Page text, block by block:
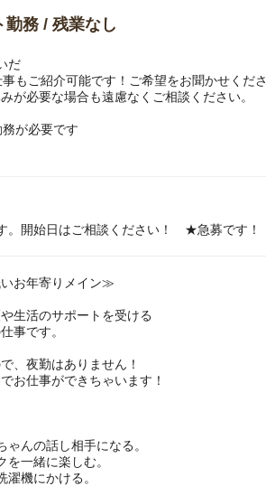
務 / 残業なし
だ
もご紹介可能です！ご希望をお聞かせくださ
が必要な場合も遠慮なくご相談ください。
が必要です
。開始日はご相談ください！ ★急募です！
お年寄りメイン≫
生活のサポートを受ける
事です。
、夜勤はありません！
お仕事ができちゃいます！
んの話し相手になる。
一緒に楽しむ。
機にかける。